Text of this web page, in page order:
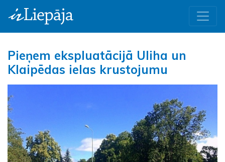
Pieņem ekspluatācijā Uliha un
Klaipēdas ielas krustojumu